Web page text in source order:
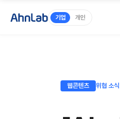
기업 개인
웹콘텐츠 위협 소식